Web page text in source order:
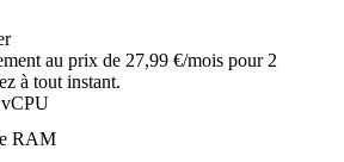
au prix de 27,99 €/mois pour 2
à tout instant.
RAM